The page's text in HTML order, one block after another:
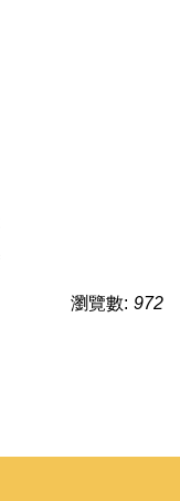
瀏覽數: 972